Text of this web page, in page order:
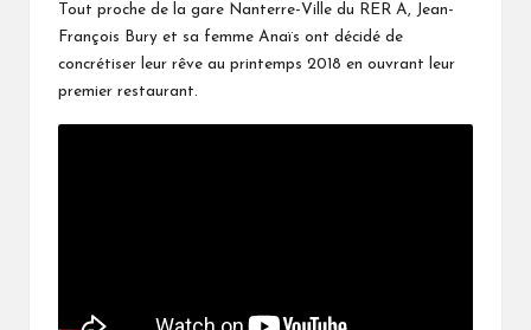
Tout proche de la gare Nanterre-Ville du RER A, Jean-
François Bury et sa femme Anaïs ont décidé de
concrétiser leur rêve au printemps 2018 en ouvrant leur
premier restaurant.